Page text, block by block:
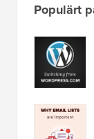
Populärt